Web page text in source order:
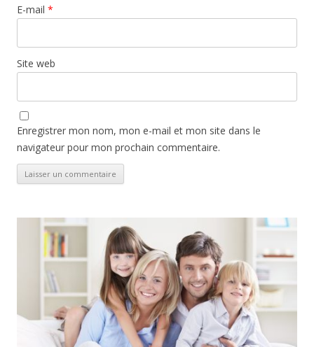
E-mail *
Site web
Enregistrer mon nom, mon e-mail et mon site dans le
navigateur pour mon prochain commentaire.